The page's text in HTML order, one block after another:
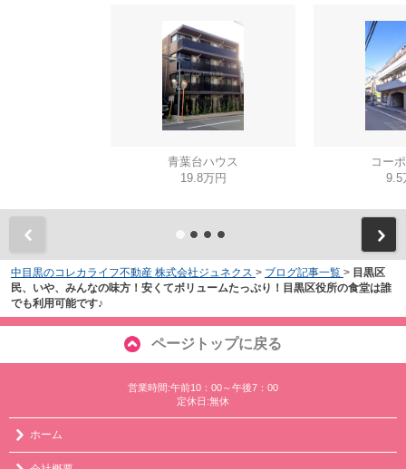
青葉台ハウス
19.8万円
コー
9.5
中目黒のコレカライフ不動産 株式会社ジュネクス > ブログ記事一覧 > 目黒区
民、いや、みんなの味方！安くてボリュームたっぷり！目黒区役所の食堂は誰
でも利用可能です♪
ページトップに戻る
営業時間:午前10：00～午後7：00
定休日:無休
ホーム